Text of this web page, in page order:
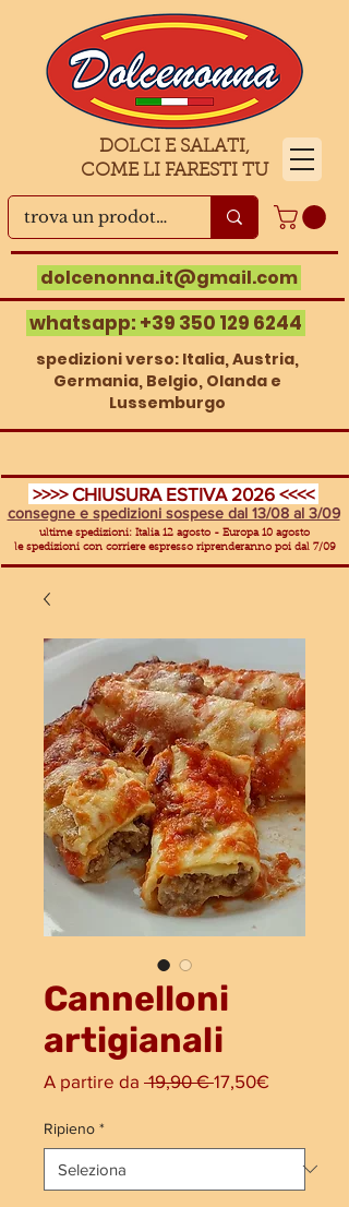
DOLCI E SALATI,
COME LI FARESTI TU
whatsapp: +39 350 129 6244
dolcenonna.it@gmail.com
spedizioni verso: Italia, Austria,
Germania, Belgio, Olanda e
Lussemburgo
ultime spedizioni: Italia 12 agosto - Europa 10 agosto
le spedizioni con corriere espresso riprenderanno poi dal 7/09
>>>> CHIUSURA ESTIVA 2026 <<<<
consegne e spedizioni sospese dal 13/08 al 3/09
Cannelloni
artigianali
A partire da 19,90 € Prezzo
17,50€
Ripieno *